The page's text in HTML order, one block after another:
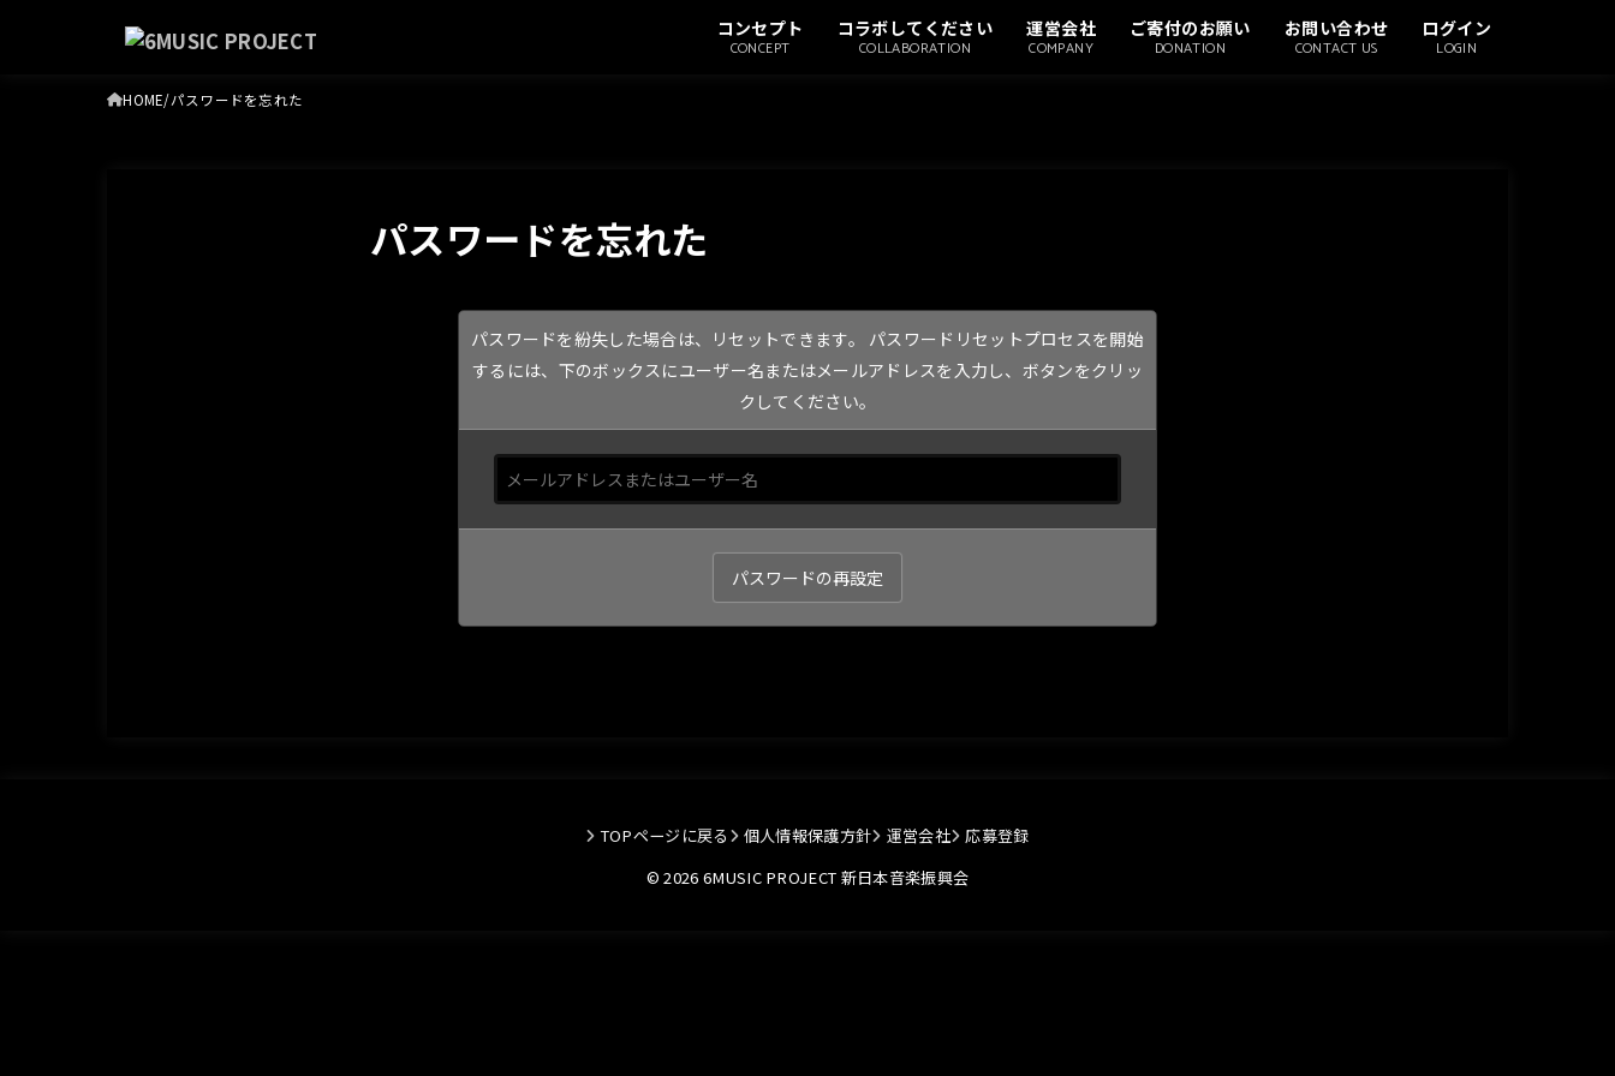
コンセプト
CONCEPT
コラボしてください
COLLABORATION
運営会社
COMPANY
ご寄付のお願い
DONATION
お問い合わせ
CONTACT US
ログイン
LOGIN
HOME パスワードを忘れた
パスワードを忘れた
パスワードを紛失した場合は、リセットできます。 パスワードリセットプロセスを開始
するには、下のボックスにユーザー名またはメールアドレスを入力し、ボタンをクリッ
クしてください。
TOPページに戻る 個人情報保護方針 運営会社
応募登録
© 2026 6MUSIC PROJECT 新日本音楽振興会